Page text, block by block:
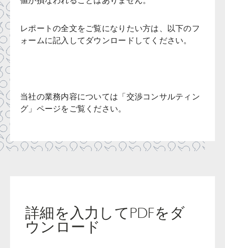
レポートの全文をご覧になりたい方は、以下のフ
ォームに記入してダウンロードしてください。
当社の業務内容については「交渉コンサルティン
グ」ページをご覧ください。
詳細を入力してPDFをダ
ウンロード